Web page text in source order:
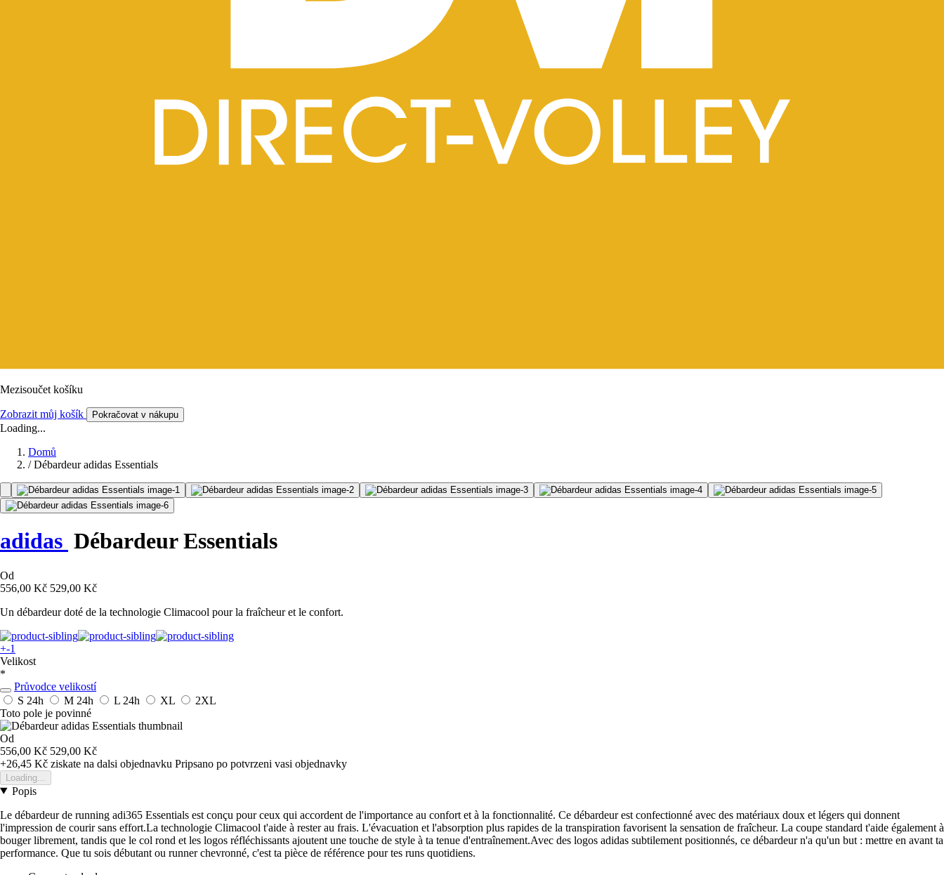
Mezisoučet košíku
Zobrazit můj košík Pokračovat v nákupu
Loading...
Domů
/ Débardeur adidas Essentials
adidas Débardeur Essentials
Od
556,00 Kč 529,00 Kč
Un débardeur doté de la technologie Climacool pour la fraîcheur et le confort.
+-1
Velikost
*
Průvodce velikostí
S 24h M 24h L 24h XL
2XL
Toto pole je povinné
Od
556,00 Kč 529,00 Kč
+26,45 Kč ziskate na dalsi objednavku Pripsano po potvrzeni vasi objednavky
Loading...
Popis
Le débardeur de running adi365 Essentials est conçu pour ceux qui accordent de l'importance au confort et à la fonctionnalité. Ce débardeur est confectionné avec des matériaux doux et légers qui donnent
l'impression de courir sans effort.La technologie Climacool t'aide à rester au frais. L'évacuation et l'absorption plus rapides de la transpiration favorisent la sensation de fraîcheur. La coupe standard t'aide également à
bouger librement, tandis que le col rond et les logos réfléchissants ajoutent une touche de style à ta tenue d'entraînement.Avec des logos adidas subtilement positionnés, ce débardeur n'a qu'un but : mettre en avant ta
performance. Que tu sois débutant ou runner chevronné, c'est ta pièce de référence pour tes runs quotidiens.